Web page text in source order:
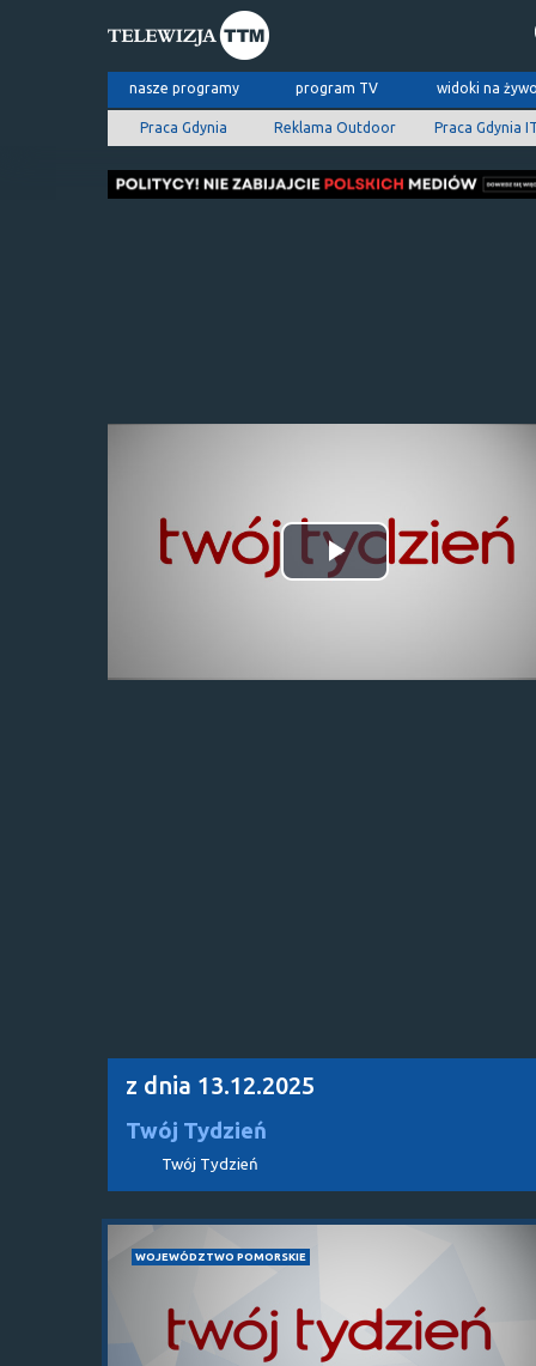
nasze programy program TV widoki na
Praca Gdynia Reklama Outdoor Praca Gdynia
Odtwórz
z dnia 13.12.2025
Twój Tydzień
Twój Tydzień
WOJEWÓDZTWO POMORSKIE